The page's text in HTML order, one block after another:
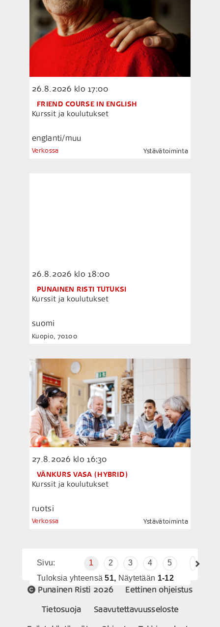
26.8.2026 klo 17:00
FRIEND COURSE IN ENGLISH
Kurssit ja koulutukset
englanti/muu
Verkossa Ystävätoiminta
26.8.2026 klo 18:00
PUNAINEN RISTI TUTUKSI
Kurssit ja koulutukset
suomi
Kuopio, 70100
27.8.2026 klo 16:30
VÄNKURS VASA (HYBRID)
Kurssit ja koulutukset
ruotsi
Verkossa Ystävätoiminta
Sivu: 1 2 3 4
5
Tuloksia yhteensä 51, Näytetään 1-12
Punainen Risti 2026 Eettinen ohjeistus
Tietosuoja Saavutettavuusseloste